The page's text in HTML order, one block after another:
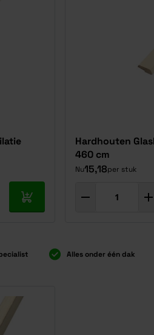
In mijn winkelwagen
Hardhouten
460 cm
Nu15,18per stuk
Alles onder één dak